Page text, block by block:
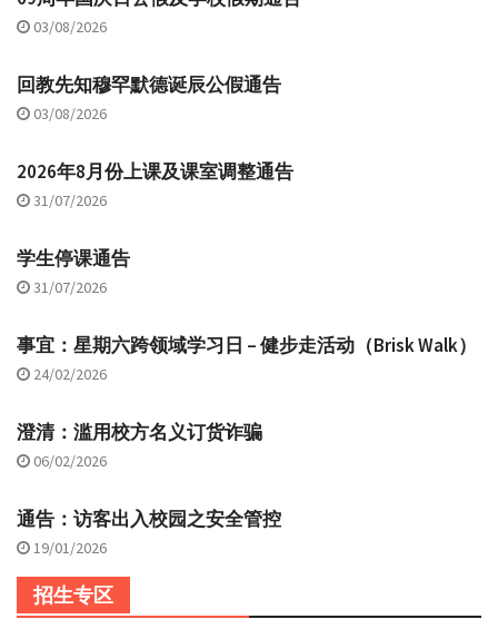
03/08/2026
回教先知穆罕默德诞辰公假通告
03/08/2026
2026年8月份上课及课室调整通告
31/07/2026
学生停课通告
31/07/2026
事宜：星期六跨领域学习日 – 健步走活动（Brisk Walk）
24/02/2026
澄清：滥用校方名义订货诈骗
06/02/2026
通告：访客出入校园之安全管控
19/01/2026
招生专区